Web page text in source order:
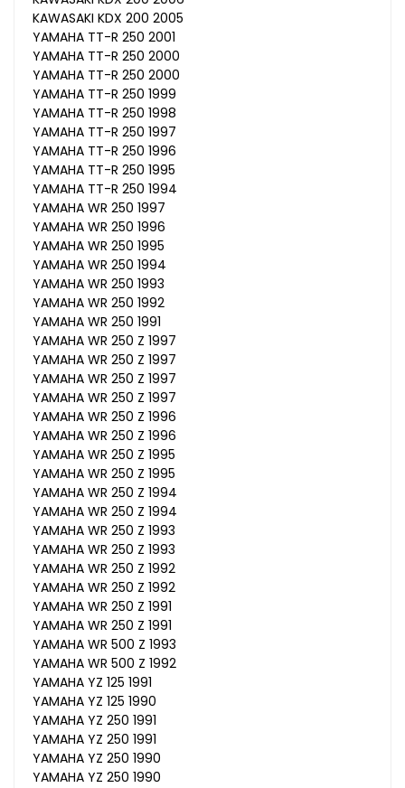
KAWASAKI KDX 200 2005
YAMAHA TT-R 250 2001
YAMAHA TT-R 250 2000
YAMAHA TT-R 250 2000
YAMAHA TT-R 250 1999
YAMAHA TT-R 250 1998
YAMAHA TT-R 250 1997
YAMAHA TT-R 250 1996
YAMAHA TT-R 250 1995
YAMAHA TT-R 250 1994
YAMAHA WR 250 1997
YAMAHA WR 250 1996
YAMAHA WR 250 1995
YAMAHA WR 250 1994
YAMAHA WR 250 1993
YAMAHA WR 250 1992
YAMAHA WR 250 1991
YAMAHA WR 250 Z 1997
YAMAHA WR 250 Z 1997
YAMAHA WR 250 Z 1997
YAMAHA WR 250 Z 1997
YAMAHA WR 250 Z 1996
YAMAHA WR 250 Z 1996
YAMAHA WR 250 Z 1995
YAMAHA WR 250 Z 1995
YAMAHA WR 250 Z 1994
YAMAHA WR 250 Z 1994
YAMAHA WR 250 Z 1993
YAMAHA WR 250 Z 1993
YAMAHA WR 250 Z 1992
YAMAHA WR 250 Z 1992
YAMAHA WR 250 Z 1991
YAMAHA WR 250 Z 1991
YAMAHA WR 500 Z 1993
YAMAHA WR 500 Z 1992
YAMAHA YZ 125 1991
YAMAHA YZ 125 1990
YAMAHA YZ 250 1991
YAMAHA YZ 250 1991
YAMAHA YZ 250 1990
YAMAHA YZ 250 1990